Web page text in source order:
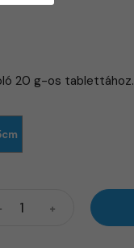
20 g-os tablettához.